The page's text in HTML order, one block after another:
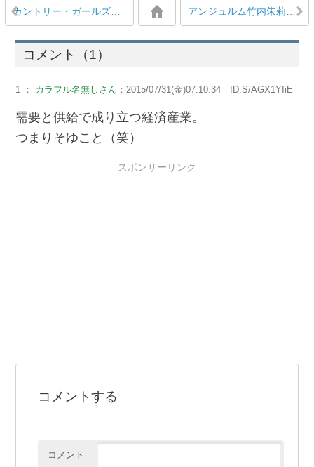
カントリー・ガールズ山木梨沙、体調不良の為、本日開催の仙台イービーンズ新曲発売イベント欠席 アンジュルム竹内朱莉のイケメンに夢中になってることを公言しても唯一許されてしまうという特異点
コメント（1）
1 ： カラフル名無しさん ：2015/07/31(金)07:10:34 ID:S/AGX1YIiE
需要と供給で成り立つ経済産業。
つまりそゆこと（笑）
スポンサーリンク
コメントする
コメント